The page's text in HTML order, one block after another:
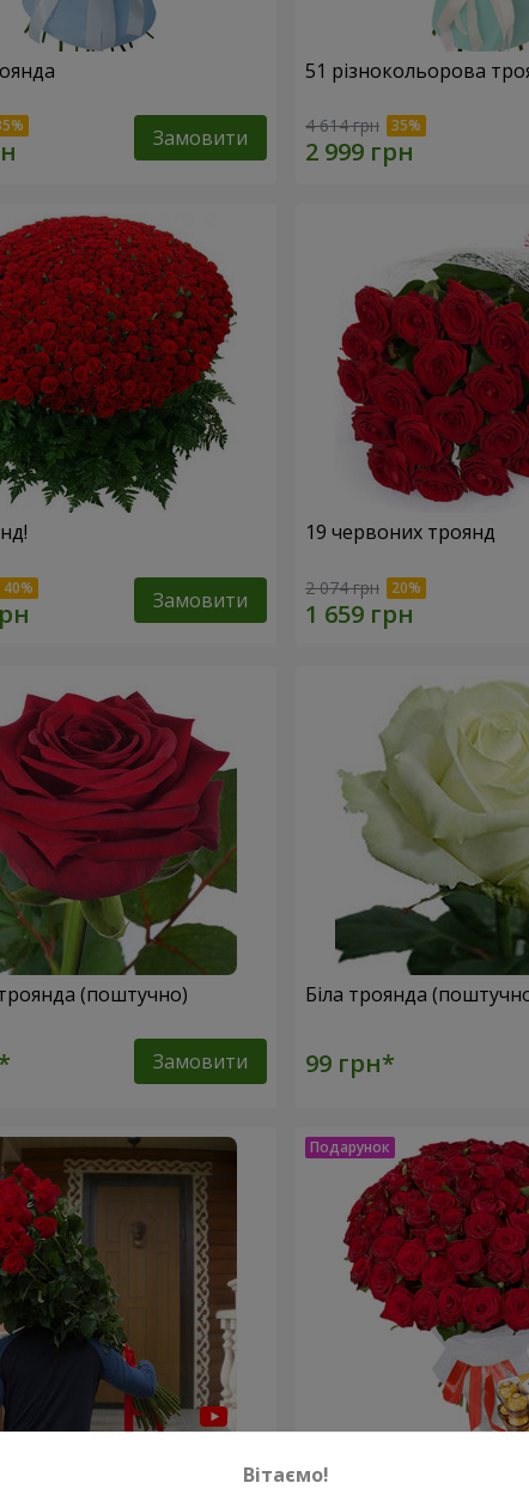
Замовити
51 різнокольорова
4 614 грн
Замовити
19 червоних троянд
2 074 грн
(поштучно)
Замовити
Біла троянда
букет троянд
Вітаємо!